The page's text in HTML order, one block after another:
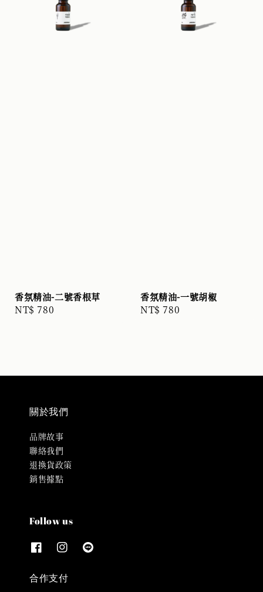
香氛精油-二號香根草
Regular
NT$ 780
香氛精油-一號胡椒
Regular
NT$ 780
關於我們
品牌故事
聯絡我們
退換貨政策
銷售據點
Follow us
合作支付